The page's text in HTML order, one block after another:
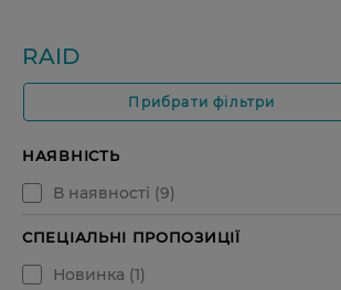
RAID
Прибрати фільтри